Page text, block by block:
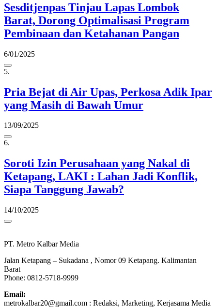
Sesditjenpas Tinjau Lapas Lombok
Barat, Dorong Optimalisasi Program
Pembinaan dan Ketahanan Pangan
6/01/2025
5.
Pria Bejat di Air Upas, Perkosa Adik Ipar
yang Masih di Bawah Umur
13/09/2025
6.
Soroti Izin Perusahaan yang Nakal di
Ketapang, LAKI : Lahan Jadi Konflik,
Siapa Tanggung Jawab?
14/10/2025
PT. Metro Kalbar Media
Jalan Ketapang – Sukadana , Nomor 09 Ketapang. Kalimantan
Barat
Phone: 0812-5718-9999
Email:
metrokalbar20@gmail.com : Redaksi, Marketing, Kerjasama Media